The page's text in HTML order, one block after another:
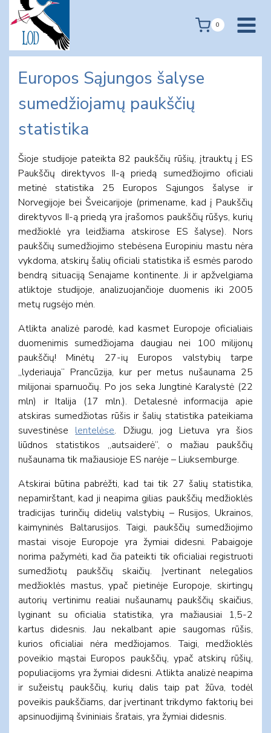
content
0
Europos Sąjungos šalyse
sumedžiojamų paukščių
statistika
Šioje studijoje pateikta 82 paukščių rūšių, įtrauktų į ES
Paukščių direktyvos II-ą priedą sumedžiojimo oficiali
metinė statistika 25 Europos Sąjungos šalyse ir
Norvegijoje bei Šveicarijoje (primename, kad į Paukščių
direktyvos II-ą priedą yra įrašomos paukščių rūšys, kurių
medžioklė yra leidžiama atskirose ES šalyse). Nors
paukščių sumedžiojimo stebėsena Europiniu mastu nėra
vykdoma, atskirų šalių oficiali statistika iš esmės parodo
bendrą situaciją Senajame kontinente. Ji ir apžvelgiama
atliktoje studijoje, analizuojančioje duomenis iki 2005
metų rugsėjo mėn.
Atlikta analizė parodė, kad kasmet Europoje oficialiais
duomenimis sumedžiojama daugiau nei 100 milijonų
paukščių! Minėtų 27-ių Europos valstybių tarpe
„lyderiauja“ Prancūzija, kur per metus nušaunama 25
milijonai sparnuočių. Po jos seka Jungtinė Karalystė (22
mln) ir Italija (17 mln.). Detalesnė informacija apie
atskiras sumedžiotas rūšis ir šalių statistika pateikiama
suvestinėse lentelėse. Džiugu, jog Lietuva yra šios
liūdnos statistikos „autsaiderė“, o mažiau paukščių
nušaunama tik mažiausioje ES narėje – Liuksemburge.
Atskirai būtina pabrėžti, kad tai tik 27 šalių statistika,
nepamirštant, kad ji neapima gilias paukščių medžioklės
tradicijas turinčių didelių valstybių – Rusijos, Ukrainos,
kaimyninės Baltarusijos. Taigi, paukščių sumedžiojimo
mastai visoje Europoje yra žymiai didesni. Pabaigoje
norima pažymėti, kad čia pateikti tik oficialiai registruoti
sumedžiotų paukščių skaičių. Įvertinant nelegalios
medžioklės mastus, ypač pietinėje Europoje, skirtingų
autorių vertinimu realiai nušaunamų paukščių skaičius,
lyginant su oficialia statistika, yra mažiausiai 1,5-2
kartus didesnis. Jau nekalbant apie saugomas rūšis,
kurios oficialiai nėra medžiojamos. Taigi, medžioklės
poveikio mąstai Europos paukščių, ypač atskirų rūšių,
populiacijoms yra žymiai didesni. Atlikta analizė neapima
ir sužeistų paukščių, kurių dalis taip pat žūva, todėl
poveikis paukščiams, dar įvertinant trikdymo faktorių bei
apsinuodijimą švininiais šratais, yra žymiai didesnis.